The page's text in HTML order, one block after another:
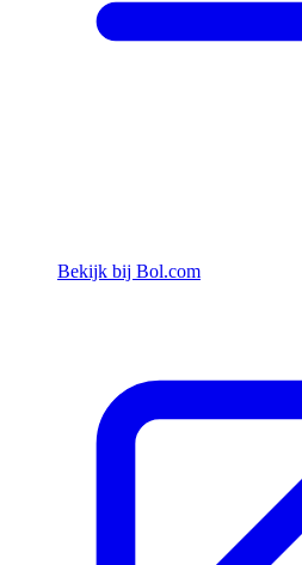
Bekijk bij Bol.com